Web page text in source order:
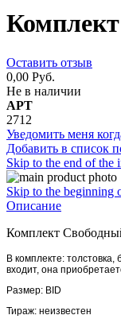
Оставить отзыв
0,00 Руб.
Не в наличии
АРТ
2712
Уведомить меня
Добавить в список
Skip to the end of the
Skip to the beginning
Описание
Комплект
В комплекте:
входит, она
Размер: BID
Тираж: неизвестен